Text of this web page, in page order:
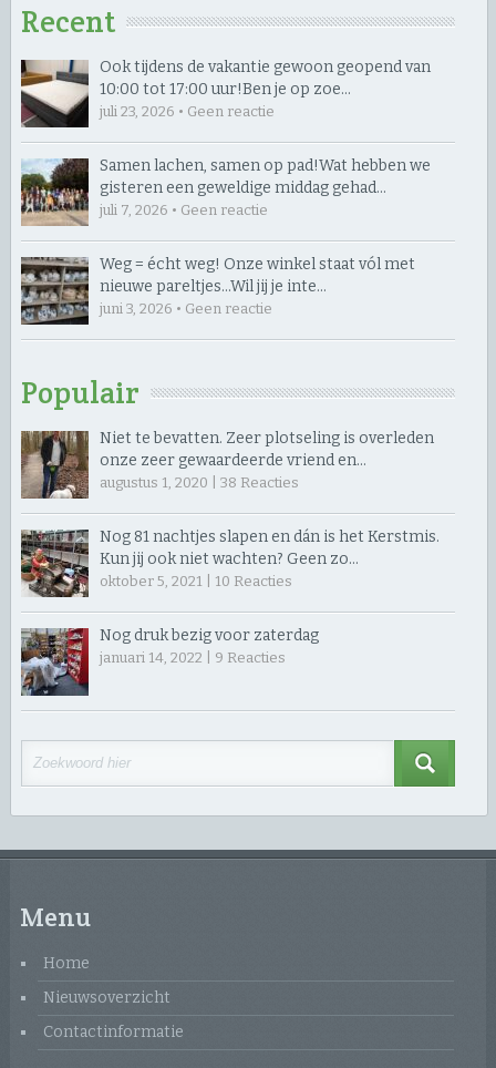
Recent
Ook tijdens de vakantie gewoon geopend van
10:00 tot 17:00 uur! ​Ben je op zoe…
juli 23, 2026 • Geen reactie
Samen lachen, samen op pad! ​Wat hebben we
gisteren een geweldige middag gehad…
juli 7, 2026 • Geen reactie
Weg = écht weg! Onze winkel staat vól met
nieuwe pareltjes… ​Wil jij je inte…
juni 3, 2026 • Geen reactie
Populair
Niet te bevatten. Zeer plotseling is overleden
onze zeer gewaardeerde vriend en…
augustus 1, 2020 | 38 Reacties
Nog 81 nachtjes slapen en dán is het Kerstmis.
Kun jij ook niet wachten? Geen zo…
oktober 5, 2021 | 10 Reacties
Nog druk bezig voor zaterdag
januari 14, 2022 | 9 Reacties
Menu
Home
Nieuwsoverzicht
Contactinformatie